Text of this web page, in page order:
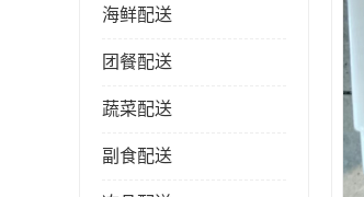
海鲜配送
团餐配送
蔬菜配送
副食配送